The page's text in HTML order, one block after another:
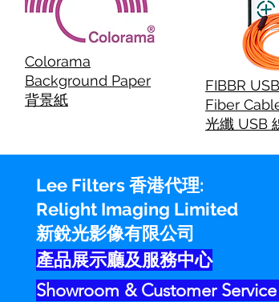
Colorama
Background Paper
背景紙
FIBBR
Fiber
光纖 USB
Lee Filters 香港代理:
Relight Imaging Limited
新銳光影像有限公司
產品展示廳及服務中心
Showroom & Customer